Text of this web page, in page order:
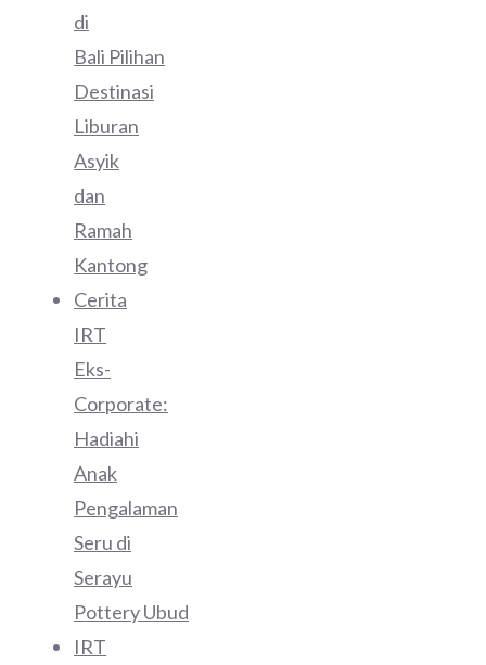
di
Bali Pilihan
Destinasi
Liburan
Asyik
dan
Ramah
Kantong
Cerita
IRT
Eks-
Corporate:
Hadiahi
Anak
Pengalaman
Seru di
Serayu
Pottery Ubud
IRT